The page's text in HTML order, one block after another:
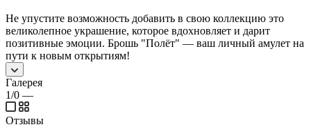
Не упустите возможность добавить в свою коллекцию это
великолепное украшение, которое вдохновляет и дарит
позитивные эмоции. Брошь "Полёт" — ваш личный амулет на
пути к новым открытиям!
Галерея
1/0 —
Отзывы